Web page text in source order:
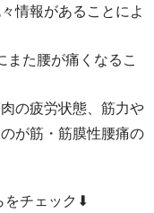
情報があることによ
また腰が痛くなるこ
の疲労状態、筋力や
が筋・筋膜性腰痛の
をチェック⬇︎